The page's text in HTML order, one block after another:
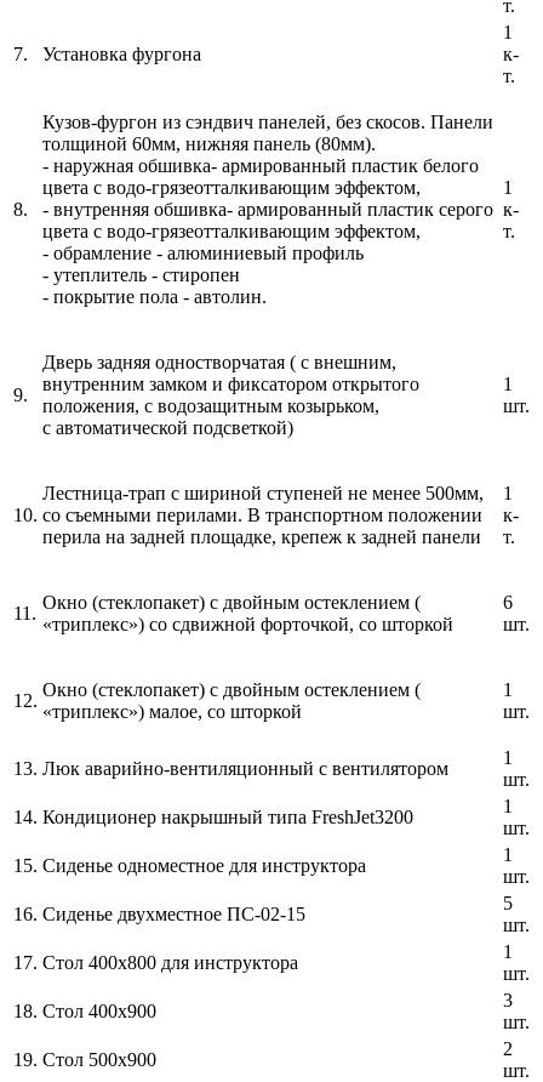
т.
7. Установка фургона
1
к-
т.
8.
Кузов-фургон из сэндвич панелей, без скосов. Панели
толщиной 60мм, нижняя панель (80мм).
- наружная обшивка- армированный пластик белого
цвета с водо-грязеотталкивающим эффектом,
- внутренняя обшивка- армированный пластик серого
цвета с водо-грязеотталкивающим эффектом,
- обрамление - алюминиевый профиль
- утеплитель - стиропен
- покрытие пола - автолин.
1
к-
т.
9.
Дверь задняя одностворчатая ( с внешним,
внутренним замком и фиксатором открытого
положения, с водозащитным козырьком,
с автоматической подсветкой)
1
шт.
10.
Лестница-трап с шириной ступеней не менее 500мм,
со съемными перилами. В транспортном положении
перила на задней площадке, крепеж к задней панели
1
к-
т.
11.
Окно (стеклопакет) с двойным остеклением (
«триплекс») со сдвижной форточкой, со шторкой
6
шт.
12.
Окно (стеклопакет) с двойным остеклением (
«триплекс») малое, со шторкой
1
шт.
13. Люк аварийно-вентиляционный с вентилятором
1
шт.
14. Кондиционер накрышный типа FreshJet3200
1
шт.
15. Сиденье одноместное для инструктора
1
шт.
16. Сиденье двухместное ПС-02-15
5
шт.
17. Стол 400х800 для инструктора
1
шт.
18. Стол 400х900
3
шт.
19. Стол 500х900
2
шт.